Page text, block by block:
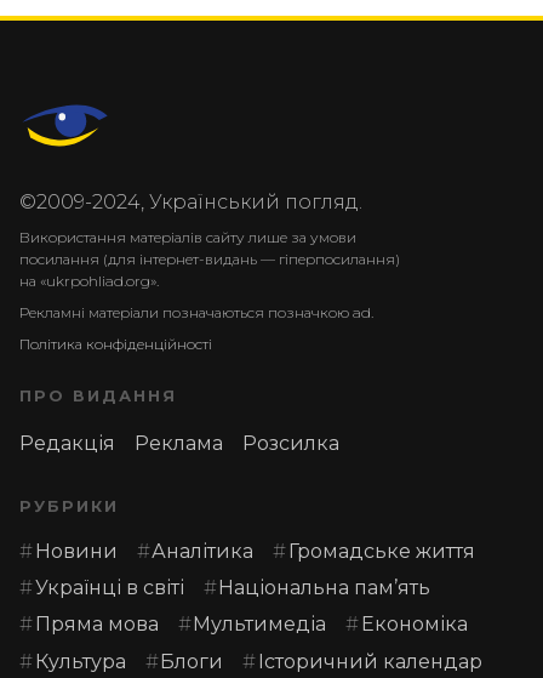
©2009-2024, Український погляд.
Використання матеріалів сайту лише за умови
посилання (для інтернет-видань — гіперпосилання)
на «ukrpohliad.org».
Рекламні матеріали позначаються позначкою ad.
Політика конфіденційності
ПРО ВИДАННЯ
Редакція Реклама Розсилка
РУБРИКИ
Новини Аналітика
Громадське життя
Українці в світі
Національна пам’ять
Пряма мова
Мультимедіа
Економіка
Культура
Блоги Історичний календар